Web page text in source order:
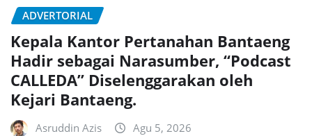
ADVERTORIAL
Kepala Kantor Pertanahan Bantaeng
Hadir sebagai Narasumber, “Podcast
CALLEDA” Diselenggarakan oleh
Kejari Bantaeng.
Asruddin Azis Agu 5, 2026